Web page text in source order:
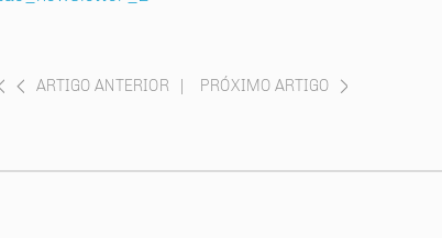
ARTIGO ANTERIOR PRÓXIMO ARTIGO